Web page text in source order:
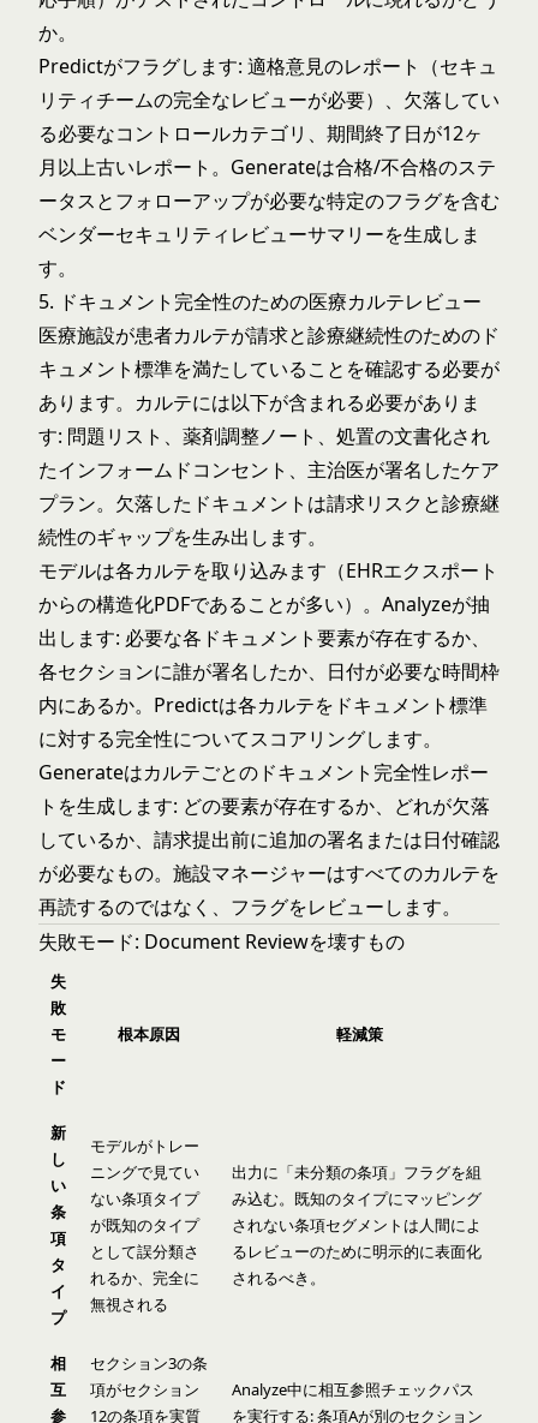
か。
Predictがフラグします: 適格意見のレポート（セキュ
リティチームの完全なレビューが必要）、欠落してい
る必要なコントロールカテゴリ、期間終了日が12ヶ
月以上古いレポート。Generateは合格/不合格のステ
ータスとフォローアップが必要な特定のフラグを含む
ベンダーセキュリティレビューサマリーを生成しま
す。
5. ドキュメント完全性のための医療カルテレビュー
医療施設が患者カルテが請求と診療継続性のためのド
キュメント標準を満たしていることを確認する必要が
あります。カルテには以下が含まれる必要がありま
す: 問題リスト、薬剤調整ノート、処置の文書化され
たインフォームドコンセント、主治医が署名したケア
プラン。欠落したドキュメントは請求リスクと診療継
続性のギャップを生み出します。
モデルは各カルテを取り込みます（EHRエクスポート
からの構造化PDFであることが多い）。Analyzeが抽
出します: 必要な各ドキュメント要素が存在するか、
各セクションに誰が署名したか、日付が必要な時間枠
内にあるか。Predictは各カルテをドキュメント標準
に対する完全性についてスコアリングします。
Generateはカルテごとのドキュメント完全性レポー
トを生成します: どの要素が存在するか、どれが欠落
しているか、請求提出前に追加の署名または日付確認
が必要なもの。施設マネージャーはすべてのカルテを
再読するのではなく、フラグをレビューします。
失敗モード: Document Reviewを壊すもの
失
敗
モ
ー
ド
根本原因 軽減策
新
し
い
条
項
タ
イ
プ
モデルがトレー
ニングで見てい
ない条項タイプ
が既知のタイプ
として誤分類さ
れるか、完全に
無視される
出力に「未分類の条項」フラグを組
み込む。既知のタイプにマッピング
されない条項セグメントは人間によ
るレビューのために明示的に表面化
されるべき。
相
互
参
セクション3の条
項がセクション
12の条項を実質
Analyze中に相互参照チェックパス
を実行する: 条項Aが別のセクション